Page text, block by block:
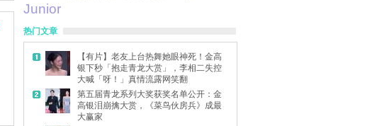
Junior
热门文章
【有片】老友上台热舞她眼神死！金高
银下秒「抱走青龙大赏」，李相二失控
大喊「呀！」真情流露网笑翻
第五届青龙系列大奖获奖名单公开：金
高银泪崩擒大赏，《菜鸟伙房兵》成最
大赢家